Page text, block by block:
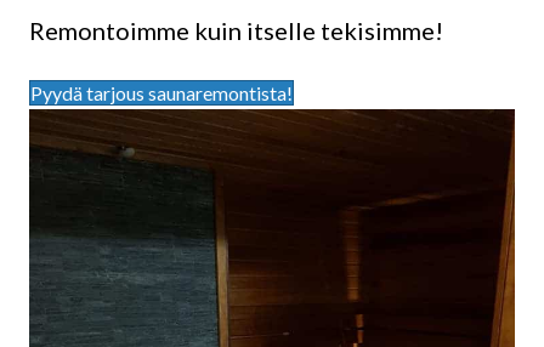
Remontoimme kuin itselle tekisimme!
Pyydä tarjous saunaremontista!